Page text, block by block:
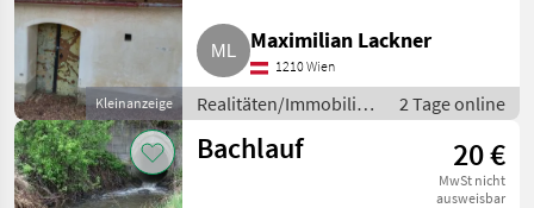
Marktplatz Händlerangebote
Kleinanzeige
Realitäten/Immobilien Sonstige
ImmobilienMaximilian Lackner
1210 Wien
Realitäten/Immobilien
/ Sonstige Immobilien
2 Tage online
Bachlauf 20 €
MwSt nicht
ausweisbar